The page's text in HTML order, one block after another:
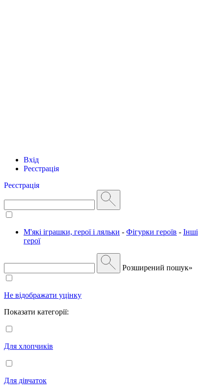
Вхід
Реєстрація
Реєстрація
М'які іграшки, герої і ляльки - Фігурки героїв - Інші
герої
Розширений пошук»
Не відображати уцінку
Показати категорії:
Для хлопчиків
Для дівчаток